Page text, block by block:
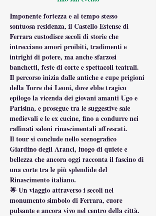
Imponente fortezza e al tempo stesso
sontuosa residenza, il Castello Estense di
Ferrara custodisce secoli di storie che
intrecciano amori proibiti, tradimenti e
intrighi di potere, ma anche sfarzosi
banchetti, feste di corte e spettacoli teatrali.
Il percorso inizia dalle antiche e cupe prigioni
della Torre dei Leoni, dove ebbe tragico
epilogo la vicenda dei giovani amanti Ugo e
Parisina, e prosegue tra le suggestive sale
medievali e le ex cucine, fino a condurre nei
raffinati saloni rinascimentali affrescati.
Il tour si conclude nello scenografico
Giardino degli Aranci, luogo di quiete e
bellezza che ancora oggi racconta il fascino di
una corte tra le più splendide del
Rinascimento italiano.
🌟 Un viaggio attraverso i secoli nel
monumento simbolo di Ferrara, cuore
pulsante e ancora vivo nel centro della città.